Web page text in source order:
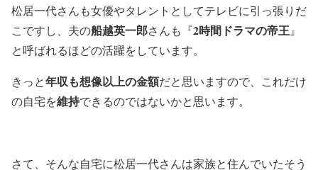
松居一代さんも女優やタレントとしてテレビに引っ張りだ
こですし、夫の船越英一郎さんも『2時間ドラマの帝王』
と呼ばれるほどの活躍をしています。
きっと年収も想像以上の金額だと思いますので、これだけ
の自宅を維持できるのではないかと思います。
さて、そんな自宅に松居一代さんは家族と住んでいたそう